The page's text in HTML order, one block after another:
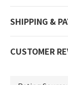
SHIPPING &
CUSTOMER